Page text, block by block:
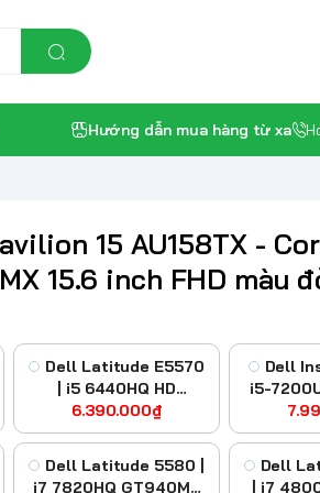
Hướng dẫn mua hàng từ xa
15 AU158TX -
15.6 inch FHD màu
Dell Latitude E5570
| i5 6440HQ HD
Graphics 520
6.390.000₫
Dell
i5-
Dell Latitude 5580 |
i7 7820HQ GT940MX
Dell
| i7